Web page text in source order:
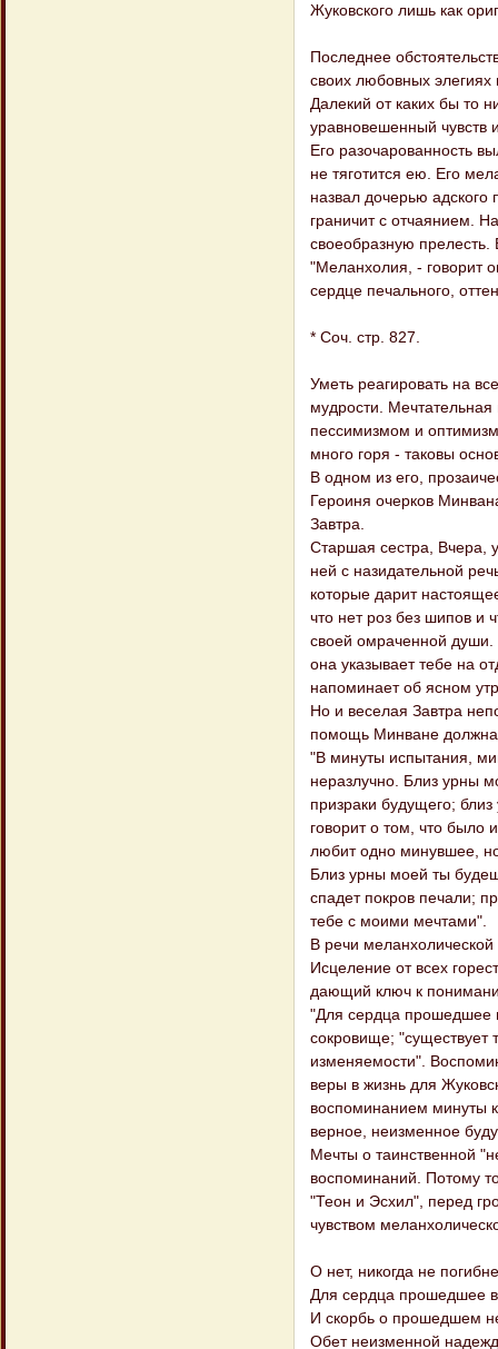
Жуковского лишь как
Последнее
своих любовных элегиях
Далекий от каких бы то
уравновешенный чувств
Его разочарованность
не тяготится ею. Его
назвал дочерью
граничит с отчаянием.
своеобразную
"Меланхолия, - говорит
сердце печального,
* Соч. стр. 827.
Уметь реагировать на
мудрости.
пессимизмом и
много горя - таковы
В одном из его,
Героиня очерков
Завтра.
Старшая сестра, Вчера,
ней с назидательной
которые дарит
что нет роз без шипов и
своей омраченной души.
она указывает тебе на
напоминает об ясном
Но и веселая Завтра
помощь Минване должна
"В минуты испытания,
неразлучно. Близ урны
призраки будущего;
говорит о том, что было
любит одно минувшее,
Близ урны моей ты
спадет покров печали;
тебе с моими мечтами".
В речи
Исцеление от всех
дающий ключ к
"Для сердца прошедшее
сокровище; "существует
изменяемости".
веры в жизнь для
воспоминанием минуты
верное, неизменное
Мечты о таинственной
воспоминаний. Потому
"Теон и Эсхил", перед
чувством
О нет, никогда не
Для сердца прошедшее
И скорбь о прошедшем
Обет неизменной